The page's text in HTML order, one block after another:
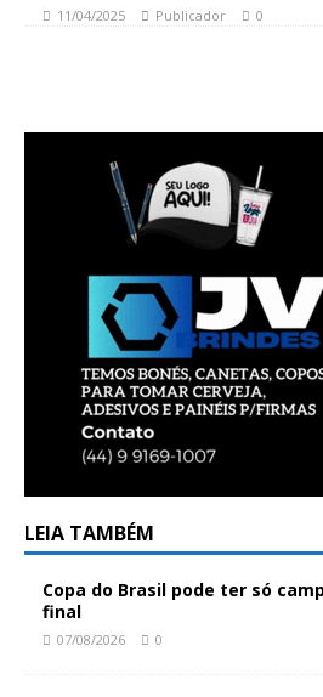
11/04/2025 Publicador 0
LEIA TAMBÉM
Copa do Brasil pode ter só
final
07/08/2026 0